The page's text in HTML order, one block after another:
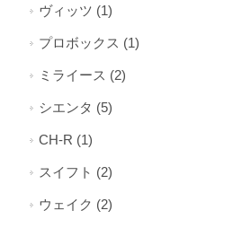
ヴィッツ (1)
プロボックス (1)
ミライース (2)
シエンタ (5)
CH-R (1)
スイフト (2)
ウェイク (2)